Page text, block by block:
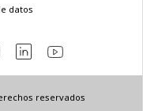
reservados
datos